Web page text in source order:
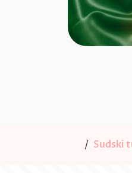
Sudski